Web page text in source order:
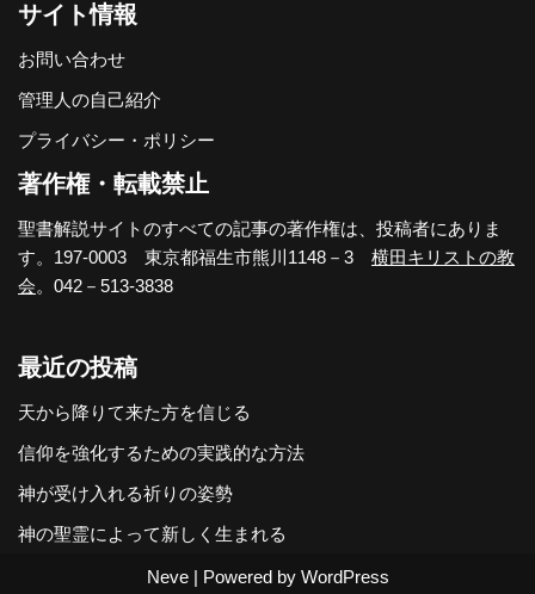
サイト情報
お問い合わせ
管理人の自己紹介
プライバシー・ポリシー
著作権・転載禁止
聖書解説サイトのすべての記事の著作権は、投稿者にありま
す。197-0003 東京都福生市熊川1148－3 横田キリストの教
会。042－513-3838
最近の投稿
天から降りて来た方を信じる
信仰を強化するための実践的な方法
神が受け入れる祈りの姿勢
神の聖霊によって新しく生まれる
Neve| Powered by WordPress